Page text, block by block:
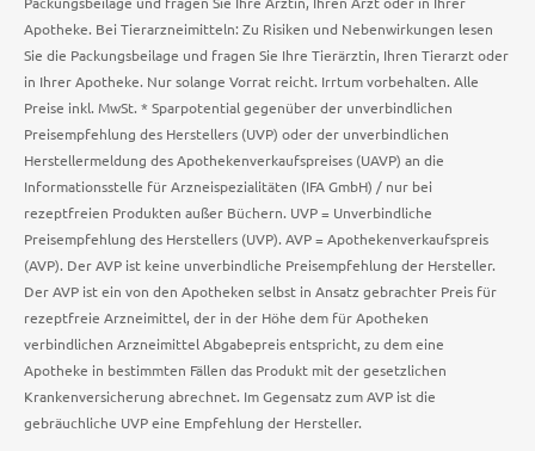
Apotheke. Bei Tierarzneimitteln: Zu Risiken und Nebenwirkungen lesen
Sie die Packungsbeilage und fragen Sie Ihre Tierärztin, Ihren Tierarzt oder
in Ihrer Apotheke. Nur solange Vorrat reicht. Irrtum vorbehalten. Alle
Preise inkl. MwSt. * Sparpotential gegenüber der unverbindlichen
Preisempfehlung des Herstellers (UVP) oder der unverbindlichen
Herstellermeldung des Apothekenverkaufspreises (UAVP) an die
Informationsstelle für Arzneispezialitäten (IFA GmbH) / nur bei
rezeptfreien Produkten außer Büchern. UVP = Unverbindliche
Preisempfehlung des Herstellers (UVP). AVP = Apothekenverkaufspreis
(AVP). Der AVP ist keine unverbindliche Preisempfehlung der Hersteller.
Der AVP ist ein von den Apotheken selbst in Ansatz gebrachter Preis für
rezeptfreie Arzneimittel, der in der Höhe dem für Apotheken
verbindlichen Arzneimittel Abgabepreis entspricht, zu dem eine
Apotheke in bestimmten Fällen das Produkt mit der gesetzlichen
Krankenversicherung abrechnet. Im Gegensatz zum AVP ist die
gebräuchliche UVP eine Empfehlung der Hersteller.